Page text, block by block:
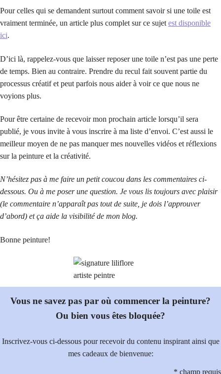
Pour celles qui se demandent surtout comment savoir si une toile est
vraiment terminée, un article plus complet sur ce sujet est disponible
ici.
D’ici là, rappelez-vous que laisser reposer une toile n’est pas une perte
de temps. Bien au contraire. Prendre du recul fait souvent partie du
processus créatif et peut parfois nous aider à voir ce que nous ne
voyions plus.
Pour être certaine de recevoir mon prochain article lorsqu’il sera
publié, je vous invite à vous inscrire à ma liste d’envoi. C’est aussi le
meilleur moyen de ne pas manquer mes nouvelles vidéos et réflexions
sur la peinture et la créativité.
N’hésitez pas à me faire un petit coucou dans les commentaires ci-
dessous. Ou à me poser une question. Je vous lis toujours avec plaisir
(le commentaire n’apparaît pas tout de suite, je dois l’approuver
d’abord) et ça aide la visibilité de mon blog.
Bonne peinture!
Vous ne savez pas par où commencer la peinture?
Ou bien vous êtes bloquée?
Inscrivez-vous ci-dessous pour recevoir du contenu inspirant ainsi que
mes cadeaux de bienvenue:
* champ requis